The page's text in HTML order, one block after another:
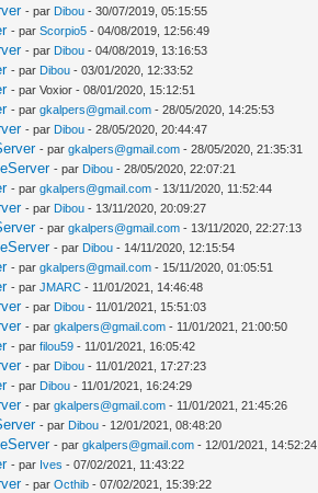
- par Dibou - 30/07/2019, 05:15:55
- parScorpio5 - 04/08/2019, 12:56:49
- par Dibou - 04/08/2019, 13:16:53
- par Dibou - 03/01/2020, 12:33:52
- par Voxior - 08/01/2020, 15:12:51
- pargkalpers@gmail.com - 28/05/2020, 14:25:53
- par Dibou - 28/05/2020, 20:44:47
- pargkalpers@gmail.com - 28/05/2020, 21:35:31
- par Dibou - 28/05/2020, 22:07:21
- pargkalpers@gmail.com - 13/11/2020, 11:52:44
- par Dibou - 13/11/2020, 20:09:27
- pargkalpers@gmail.com - 13/11/2020, 22:27:13
- par Dibou - 14/11/2020, 12:15:54
- pargkalpers@gmail.com - 15/11/2020, 01:05:51
- parJMARC - 11/01/2021, 14:46:48
- par Dibou - 11/01/2021, 15:51:03
- pargkalpers@gmail.com - 11/01/2021, 21:00:50
- parfilou59 - 11/01/2021, 16:05:42
- par Dibou - 11/01/2021, 17:27:23
- par Dibou - 11/01/2021, 16:24:29
- pargkalpers@gmail.com - 11/01/2021, 21:45:26
- par Dibou - 12/01/2021, 08:48:20
- pargkalpers@gmail.com - 12/01/2021, 14:52:24
- par Ives - 07/02/2021, 11:43:22
- parOcthib - 07/02/2021, 15:39:22